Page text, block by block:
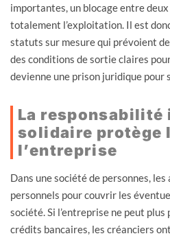
importantes, un blocage entre
totalement l’exploitation. Il est
statuts sur mesure qui prévoient
des conditions de sortie claires
devienne une prison juridique pour
La
solidaire protège
l’entreprise
Dans une société de personnes,
personnels pour couvrir les
société. Si l’entreprise ne peut
crédits bancaires, les créanciers